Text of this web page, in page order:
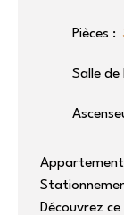
Pièces :
Salle de
Découvrez